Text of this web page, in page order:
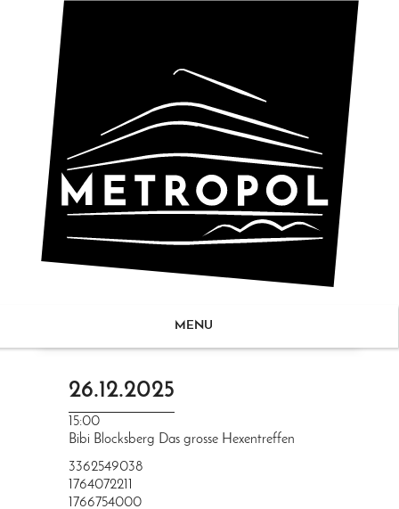
MENU
26.12.2025
15:00
Bibi Blocksberg Das grosse Hexentreffen
3362549038
1764072211
1766754000